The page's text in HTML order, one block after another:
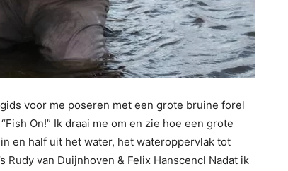
voor me poseren met een grote bruine forel
On!” Ik draai me om en zie hoe een grote
en half uit het water, het wateroppervlak tot
Rudy van Duijnhoven & Felix Hanscencl Nadat ik